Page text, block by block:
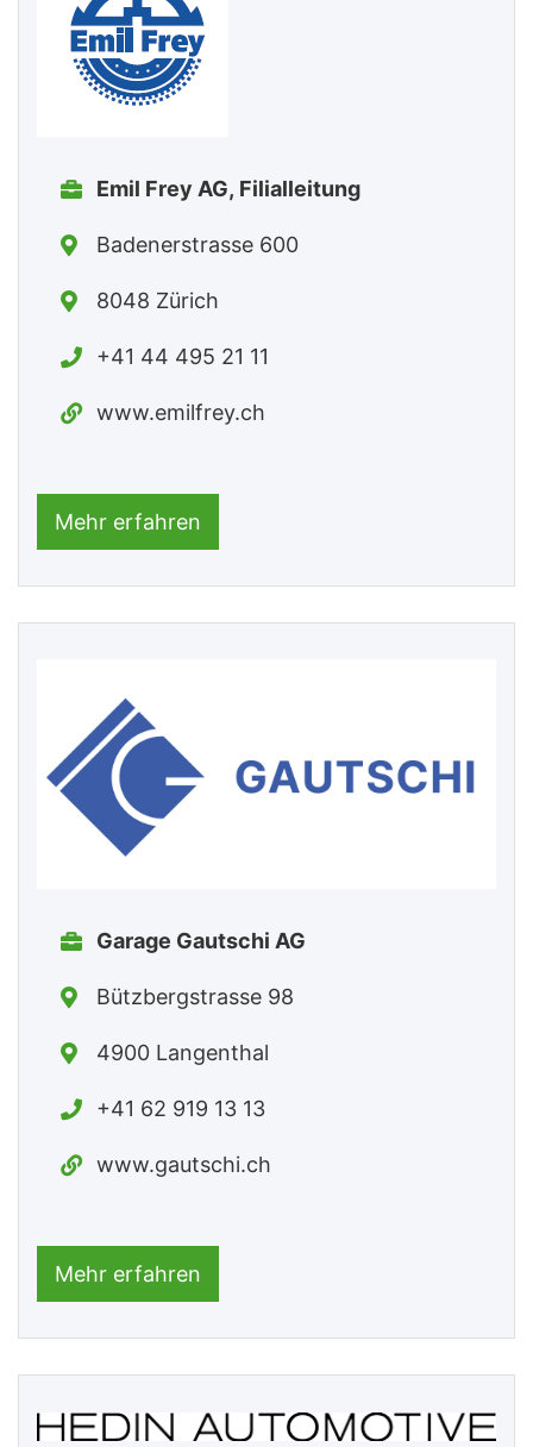
Emil Frey AG, Filialleitung
Badenerstrasse 600
8048 Zürich
+41 44 495 21 11
www.emilfrey.ch
Mehr erfahren
Garage Gautschi AG
Bützbergstrasse 98
4900 Langenthal
+41 62 919 13 13
www.gautschi.ch
Mehr erfahren